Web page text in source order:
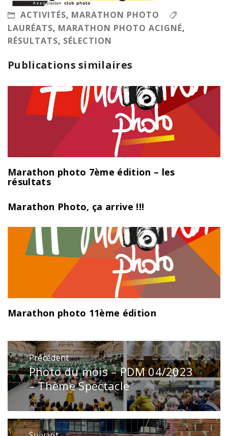
ACTIVITÉS, MARATHON PHOTO
LAURÉATS, MARATHON PHOTO ACIGNÉ,
RÉSULTATS, SÉLECTION
Publications similaires
Marathon photo 7ème édition – les
résultats
Marathon Photo, ça arrive !!!
Marathon photo 11ème édition
Navigation
de
l’article
Précédent
Publication
précédente
:
Photo du mois – PDM 04/2023
– Thème Spectacle